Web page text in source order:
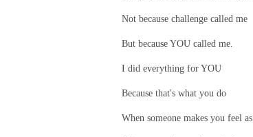
Not because challenge called me
But because YOU called me.
I did everything for YOU
Because that's what you do
When someone makes you feel as